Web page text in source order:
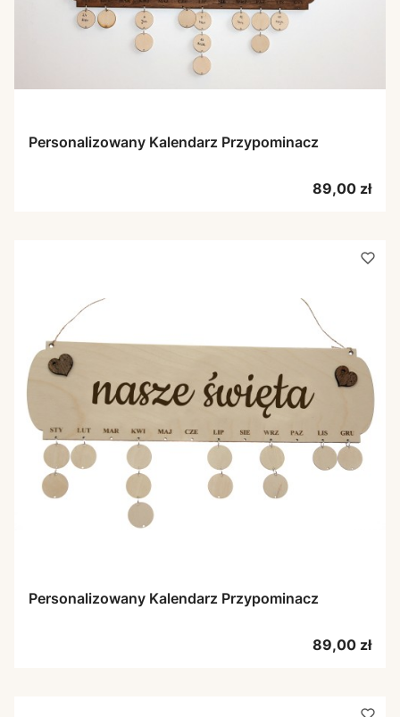
Personalizowany Kalendarz Przypominacz
Cena
89,00 zł
Personalizowany Kalendarz Przypominacz
Cena
89,00 zł